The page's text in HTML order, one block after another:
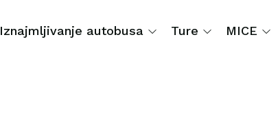
Iznajmljivanje autobusa Ture MICE